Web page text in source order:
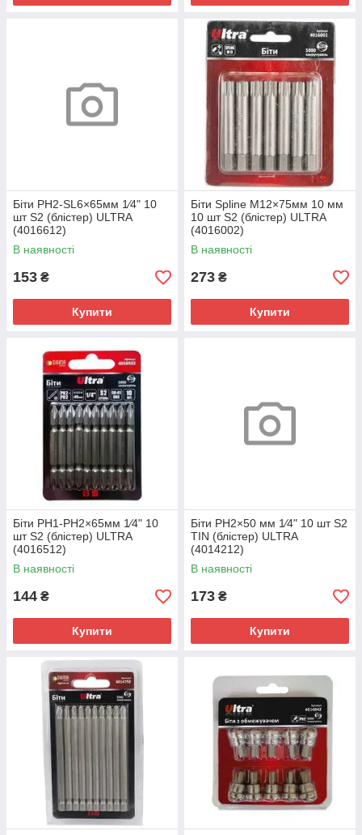
Біти PH2-SL6×65мм 1⁄4" 10
шт S2 (блістер) ULTRA
(4016612)
В наявності
153 ₴
Купити
Біти Spline M12×75мм 10 мм
10 шт S2 (блістер) ULTRA
(4016002)
В наявності
273 ₴
Купити
Біти PH1-PH2×65мм 1⁄4" 10
шт S2 (блістер) ULTRA
(4016512)
В наявності
144 ₴
Купити
Біти PH2×50 мм 1⁄4" 10 шт S2
TIN (блістер) ULTRA
(4014212)
В наявності
173 ₴
Купити